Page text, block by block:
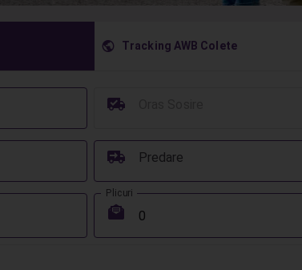
󰇧 Tracking AWB Colete
󰳔
Predare
󰔾
Plicuri
󰾱